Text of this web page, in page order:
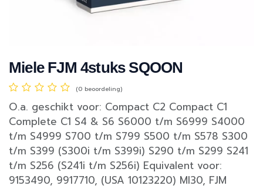
Miele FJM 4stuks SQOON
(0 beoordeling)
O.a. geschikt voor: Compact C2 Compact C1
Complete C1 S4 & S6 S6000 t/m S6999 S4000
t/m S4999 S700 t/m S799 S500 t/m S578 S300
t/m S399 (S300i t/m S399i) S290 t/m S299 S241
t/m S256 (S241i t/m S256i) Equivalent voor:
9153490, 9917710, (USA 10123220) MI30, FJM